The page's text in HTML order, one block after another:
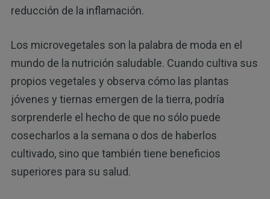
reducción de la inflamación.
Los microvegetales son la palabra de moda en el
mundo de la nutrición saludable. Cuando cultiva sus
propios vegetales y observa cómo las plantas
jóvenes y tiernas emergen de la tierra, podría
sorprenderle el hecho de que no sólo puede
cosecharlos a la semana o dos de haberlos
cultivado, sino que también tiene beneficios
superiores para su salud.